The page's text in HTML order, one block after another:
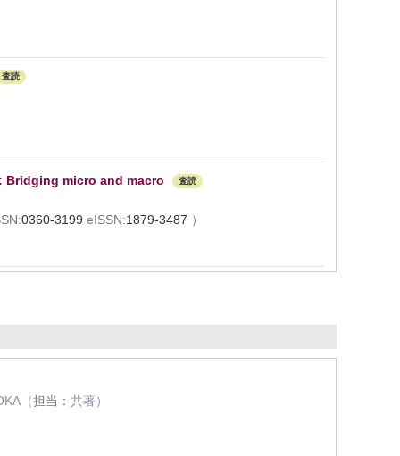
査読
micro and macro 査読
0360-3199 eISSN:1879-3487 ）
（担当： 共著）